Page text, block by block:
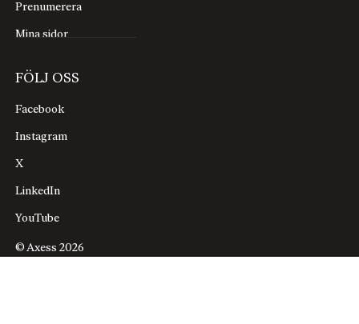
Prenumerera
Mina sidor
FÖLJ OSS
Facebook
Instagram
X
LinkedIn
YouTube
© Axess 2026